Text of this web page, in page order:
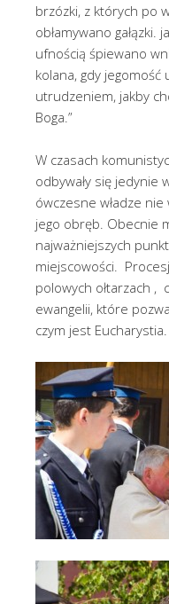
brzózki, z których po
obłamywano gałązki.
ufnością śpiewano
kolana, gdy jegomość
utrudzeniem, jakby
Boga.”
W czasach
odbywały się jedynie
ówczesne władze nie
jego obręb. Obecnie
najważniejszych
miejscowości.
polowych ołtarzach
ewangelii, które
czym jest Eucharystia.